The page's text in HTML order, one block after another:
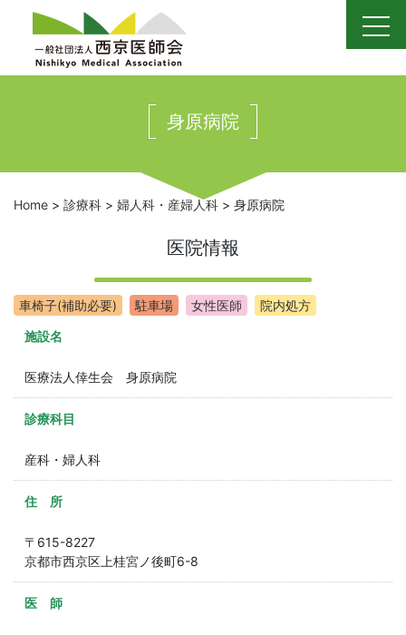
content
身原病院
Home > 診療科 > 婦人科・産婦人科 > 身原病院
医院情報
車椅子(補助必要) 駐車場 女性医師
院内処方
施設名
医療法人倖生会 身原病院
診療科目
産科・婦人科
住 所
〒615-8227
京都市西京区上桂宮ノ後町6-8
医 師